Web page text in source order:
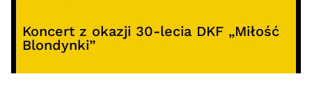
Koncert z okazji 30-lecia DKF „Miłość
Blondynki”